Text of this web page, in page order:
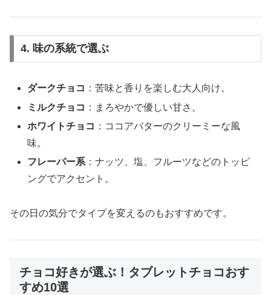
4. 味の系統で選ぶ
ダークチョコ ：苦味と香りを楽しむ大人向け。
ミルクチョコ ：まろやかで優しい甘さ。
ホワイトチョコ ：ココアバターのクリーミーな風
味。
フレーバー系 ：ナッツ、塩、フルーツなどのトッピ
ングでアクセント。
その日の気分でタイプを変えるのもおすすめです。
チョコ好きが選ぶ！タブレットチョコおす
すめ10選